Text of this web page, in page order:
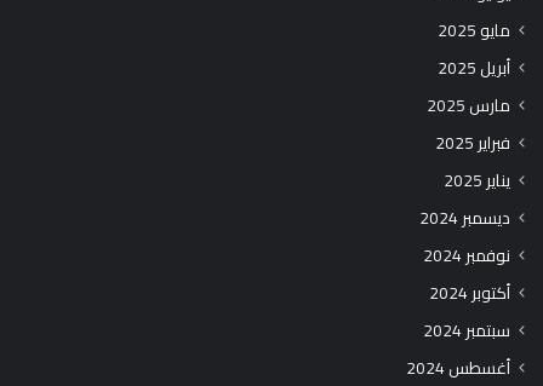
مايو 2025
أبريل 2025
مارس 2025
فبراير 2025
يناير 2025
ديسمبر 2024
نوفمبر 2024
أكتوبر 2024
سبتمبر 2024
أغسطس 2024